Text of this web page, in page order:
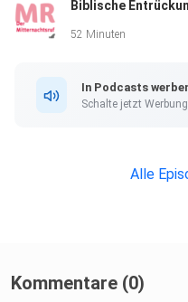
52 Minuten
In Podcasts
Schalte jetzt
Alle
Kommentare (0)